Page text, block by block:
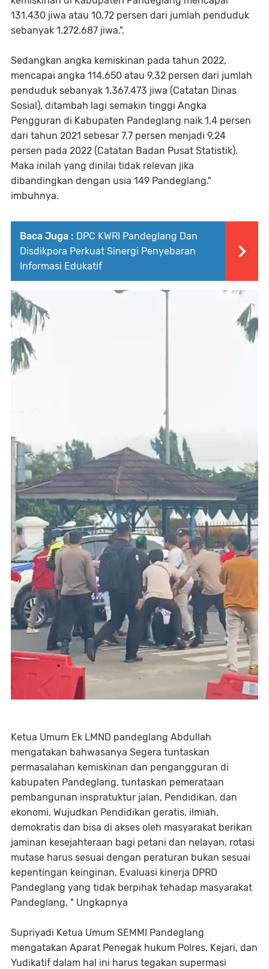
131.430 jiwa atau 10,72 persen dari jumlah penduduk
sebanyak 1.272.687 jiwa.",
Sedangkan angka kemiskinan pada tahun 2022,
mencapai angka 114.650 atau 9,32 persen dari jumlah
penduduk sebanyak 1.367.473 jiwa (Catatan Dinas
Sosial), ditambah lagi semakin tinggi Angka
Pengguran di Kabupaten Pandeglang naik 1,4 persen
dari tahun 2021 sebesar 7,7 persen menjadi 9,24
persen pada 2022 (Catatan Badan Pusat Statistik).
Maka inilah yang dinilai tidak relevan jika
dibandingkan dengan usia 149 Pandeglang."
imbuhnya.
Baca Juga : DPC KWRI Pandeglang Dan
Disdikpora Perkuat Sinergi Penyebaran
Informasi Edukatif
Ketua Umum Ek LMND pandeglang Abdullah
mengatakan bahwasanya Segera tuntaskan
permasalahan kemiskinan dan pengangguran di
kabupaten Pandeglang, tuntaskan pemerataan
pembangunan inspratuktur jalan, Pendidikan, dan
ekonomi, Wujudkan Pendidikan geratis, ilmiah,
demokratis dan bisa di akses oleh masyarakat berikan
jaminan kesejahteraan bagi petani dan nelayan, rotasi
mutase harus sesuai dengan peraturan bukan sesuai
kepentingan keinginan, Evaluasi kinerja DPRD
Pandeglang yang tidak berpihak tehadap masyarakat
Pandeglang, " Ungkapnya
Supriyadi Ketua Umum SEMMI Pandeglang
mengatakan Aparat Penegak hukum Polres, Kejari, dan
Yudikatif dalam hal ini harus tegakan supermasi